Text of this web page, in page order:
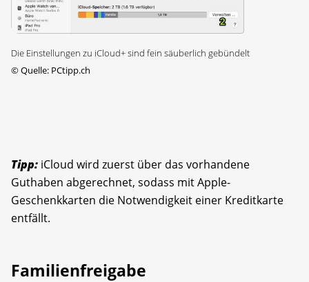
Die Einstellungen zu iCloud+ sind fein säuberlich gebündelt
©Quelle: PCtipp.ch
Tipp: iCloud wird zuerst über das vorhandene
Guthaben abgerechnet, sodass mit Apple-
Geschenkkarten die Notwendigkeit einer Kreditkarte
entfällt.
Familienfreigabe